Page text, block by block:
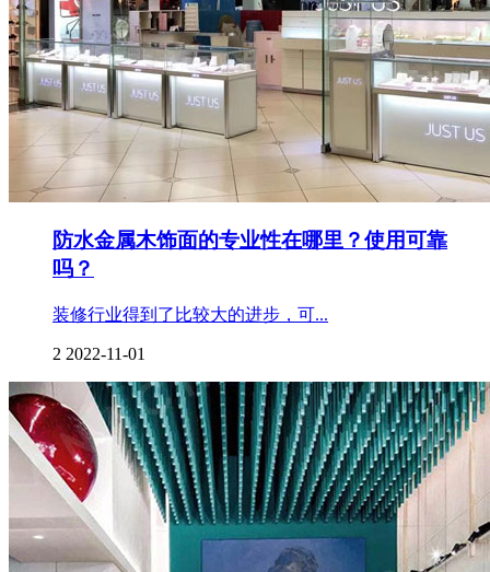
防水金属木饰面的专业性在哪里？使用可靠
吗？
装修行业得到了比较大的进步，可...
2 2022-11-01